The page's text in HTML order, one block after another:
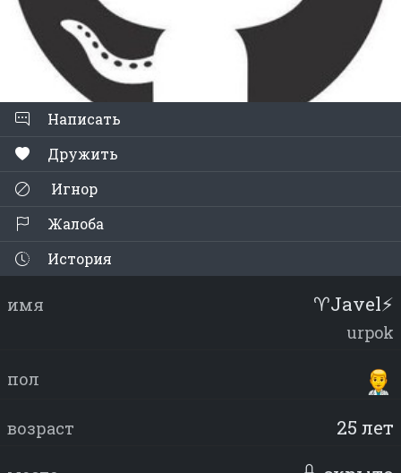
Написать
Дружить
Игнор
Жалоба
История
имя ♈Javel⚡
urpok
пол
возраст 25 лет